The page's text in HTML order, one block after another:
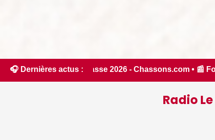
🎧 Dernières actus :
lac, course de patinettes, fête des Coucous...
Radio